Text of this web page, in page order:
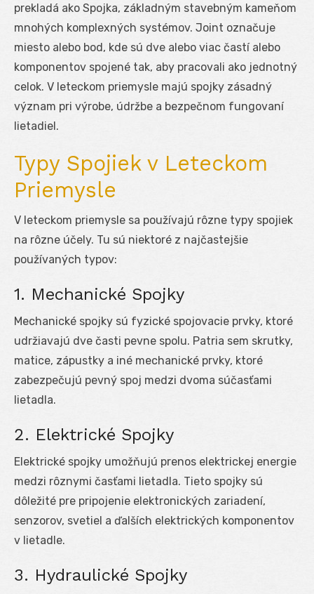
prekladá ako Spojka, základným stavebným kameňom
mnohých komplexných systémov. Joint označuje
miesto alebo bod, kde sú dve alebo viac častí alebo
komponentov spojené tak, aby pracovali ako jednotný
celok. V leteckom priemysle majú spojky zásadný
význam pri výrobe, údržbe a bezpečnom fungovaní
lietadiel.
Typy Spojiek v Leteckom
Priemysle
V leteckom priemysle sa používajú rôzne typy spojiek
na rôzne účely. Tu sú niektoré z najčastejšie
používaných typov:
1. Mechanické Spojky
Mechanické spojky sú fyzické spojovacie prvky, ktoré
udržiavajú dve časti pevne spolu. Patria sem skrutky,
matice, zápustky a iné mechanické prvky, ktoré
zabezpečujú pevný spoj medzi dvoma súčasťami
lietadla.
2. Elektrické Spojky
Elektrické spojky umožňujú prenos elektrickej energie
medzi rôznymi časťami lietadla. Tieto spojky sú
dôležité pre pripojenie elektronických zariadení,
senzorov, svetiel a ďalších elektrických komponentov
v lietadle.
3. Hydraulické Spojky